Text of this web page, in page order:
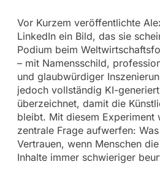
Vor Kurzem veröffentlichte
LinkedIn ein Bild, das sie
Podium beim
– mit Namensschild,
und glaubwürdiger
jedoch vollständig KI-
überzeichnet, damit die
bleibt. Mit diesem Experiment
zentrale Frage aufwerfen:
Vertrauen, wenn Menschen
Inhalte immer schwieriger